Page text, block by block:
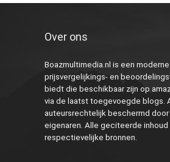
Over ons
Boazmultimedia.nl is een
prijsvergelijkings- en
biedt die beschikbaar zijn op
via de laatst toegevoegde blogs.
auteursrechtelijk beschermd
eigenaren. Alle geciteerde inhoud
respectievelijke bronnen.